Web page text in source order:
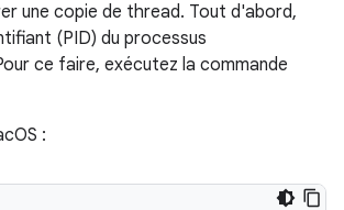
une copie de thread. Tout d'abord,
(PID) du processus
ce faire, exécutez la commande
: